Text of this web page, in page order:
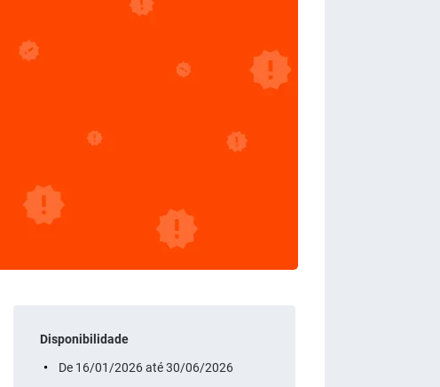
Disponibilidade
De 16/01/2026 até 30/06/2026